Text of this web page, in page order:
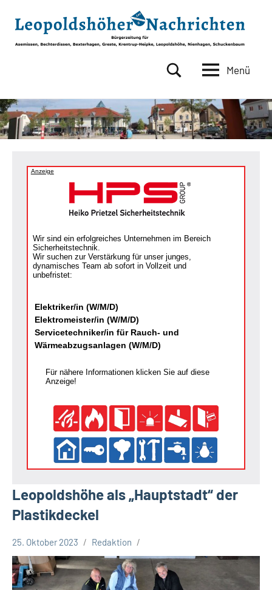
Inhalt
springen
Nachrichten
Asemissen,
Bechterdissen,
Bexterhagen,
Krentrup-
Menü
Anzeige
Wir sind ein erfolgreiches Unternehmen im Bereich
Sicherheitstechnik.
Wir suchen zur Verstärkung für unser junges,
dynamisches Team ab sofort in Vollzeit und
unbefristet:
Elektriker/in (W/M/D)
Elektromeister/in (W/M/D)
Servicetechniker/in für Rauch- und
Wärmeabzugsanlagen (W/M/D)
Für nähere Informationen klicken Sie auf diese
Anzeige!
Leopoldshöhe als „Hauptstadt“ der
Plastikdeckel
Thema
25. Oktober 2023 Redaktion